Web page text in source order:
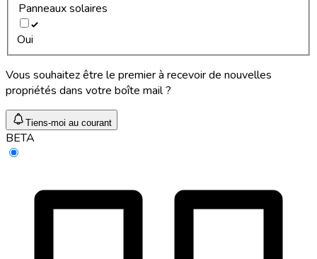
Panneaux solaires
Oui
Vous souhaitez être le premier à recevoir de nouvelles
propriétés dans votre boîte mail ?
Tiens-moi au courant
BETA